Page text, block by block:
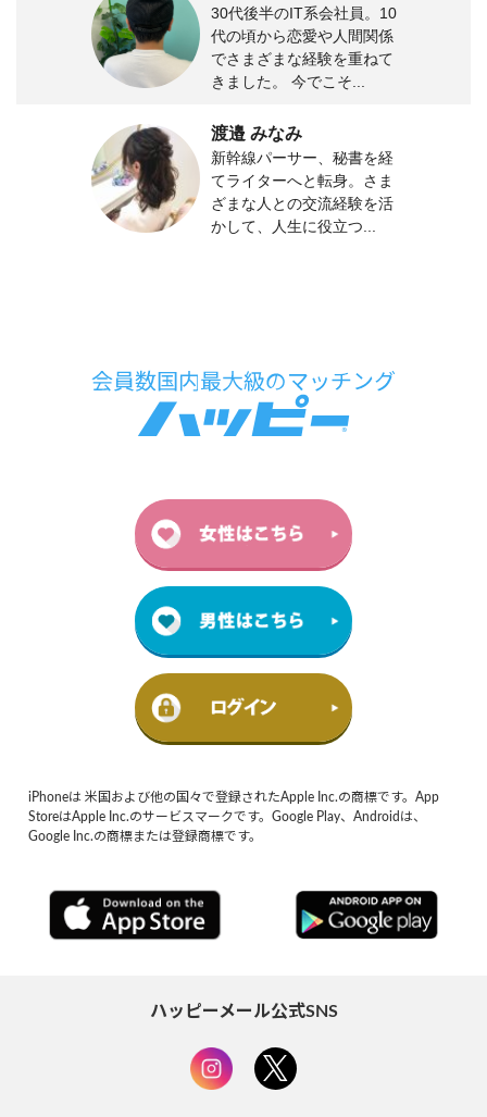
30代後半のIT系会社員。10
代の頃から恋愛や人間関係
でさまざまな経験を重ねて
きました。 今でこそ...
渡邉 みなみ
新幹線パーサー、秘書を経
てライターへと転身。さま
ざまな人との交流経験を活
かして、人生に役立つ...
iPhoneは 米国および他の国々で登録されたApple Inc.の商標です。App
StoreはApple Inc.のサービスマークです。Google Play、Androidは、
Google Inc.の商標または登録商標です。
ハッピーメール公式SNS